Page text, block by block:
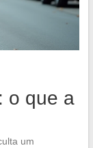
o que a
um